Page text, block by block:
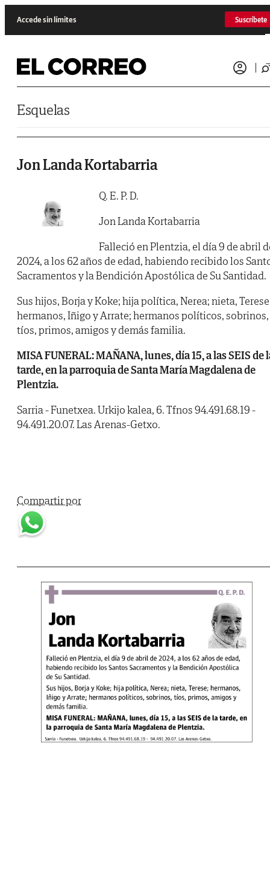
Accede sin límites Suscríbete
Esquelas
Jon Landa Kortabarria
Q. E. P. D.
Jon Landa Kortabarria
Falleció en Plentzia, el día 9 de abril
2024, a los 62 años de edad, habiendo recibido los
Sacramentos y la Bendición Apostólica de Su Santidad.
Sus hijos, Borja y Koke; hija política, Nerea; nieta,
hermanos, Iñigo y Arrate; hermanos políticos, sobrinos,
tíos, primos, amigos y demás familia.
MISA FUNERAL: MAÑANA, lunes, día 15, a las SEIS de
tarde, en la parroquia de Santa María Magdalena de
Plentzia.
Sarria - Funetxea. Urkijo kalea, 6. Tfnos 94.491.68.19 -
94.491.20.07. Las Arenas-Getxo.
Compartir por